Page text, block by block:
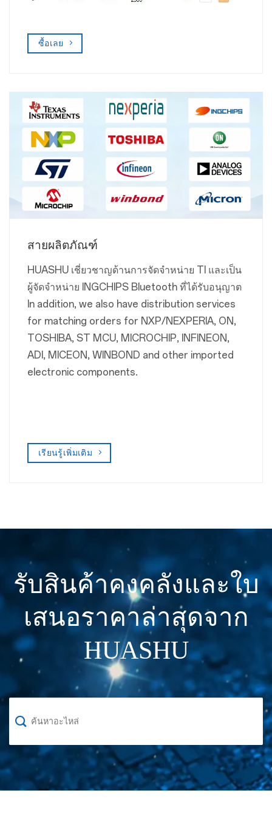
ซื้อเลย
สายผลิตภัณฑ์
HUASHU เชี่ยวชาญด้านการจัดจำหน่าย TI และเป็น
ผู้จัดจำหน่าย INGCHIPS Bluetooth ที่ได้รับอนุญาต
In addition, we also have distribution services
for matching orders for NXP/NEXPERIA, ON,
TOSHIBA, ST MCU, MICROCHIP, INFINEON,
ADI, MICEON, WINBOND and other imported
electronic components.
เรียนรู้เพิ่มเติม
รับสินค้าคงคลังและใบ
เสนอราคาล่าสุดจาก
HUASHU
ค้นหา: